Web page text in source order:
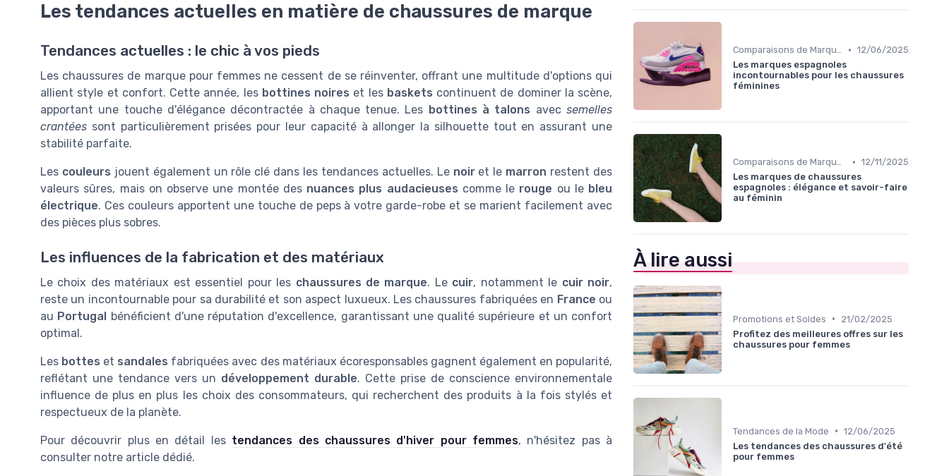
Les tendances actuelles en matière de chaussures de marque
Tendances actuelles : le chic à vos pieds
Les chaussures de marque pour femmes ne cessent de se réinventer, offrant une multitude d'options qui
allient style et confort. Cette année, les bottines noires et les baskets continuent de dominer la scène,
apportant une touche d'élégance décontractée à chaque tenue. Les bottines à talons avecsemelles
crantées sont particulièrement prisées pour leur capacité à allonger la silhouette tout en assurant une
stabilité parfaite.
Les couleurs jouent également un rôle clé dans les tendances actuelles. Le noiret le marron restent des
valeurs sûres, mais on observe une montée des nuances plus audacieuses comme le rouge ou le bleu
électrique. Ces couleurs apportent une touche de peps à votre garde-robe et se marient facilement avec
des pièces plus sobres.
Les influences de la fabrication et des matériaux
Le choix des matériaux est essentiel pour les chaussures de marque. Le cuir, notamment le cuir noir,
reste un incontournable pour sa durabilité et son aspect luxueux. Les chaussures fabriquées en France ou
au Portugal bénéficient d'une réputation d'excellence, garantissant une qualité supérieure et un confort
optimal.
Les bottes et sandales fabriquées avec des matériaux écoresponsables gagnent également en popularité,
reflétant une tendance vers un développement durable. Cette prise de conscience environnementale
influence de plus en plus les choix des consommateurs, qui recherchent des produits à la fois stylés et
respectueux de la planète.
Pour découvrir plus en détail les tendances des chaussures d'hiver pour femmes, n'hésitez pas à
consulter notre article dédié.
Comparaisons de Marques • 12/06/2025
Les marques espagnoles
incontournables pour les chaussures
féminines
Comparaisons de Marques • 12/11/2025
Les marques de chaussures
espagnoles : élégance et savoir-faire
au féminin
À lire aussi
Promotions et Soldes •
21/02/2025
Profitez des meilleures offres sur les
chaussures pour femmes
Tendances de la Mode • 12/06/2025
Les tendances des chaussures d'été
pour femmes